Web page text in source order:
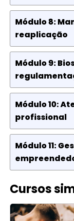
Módulo 8:
reaplicação
Módulo 9:
Módulo 10:
profissional
Módulo 11:
Cursos